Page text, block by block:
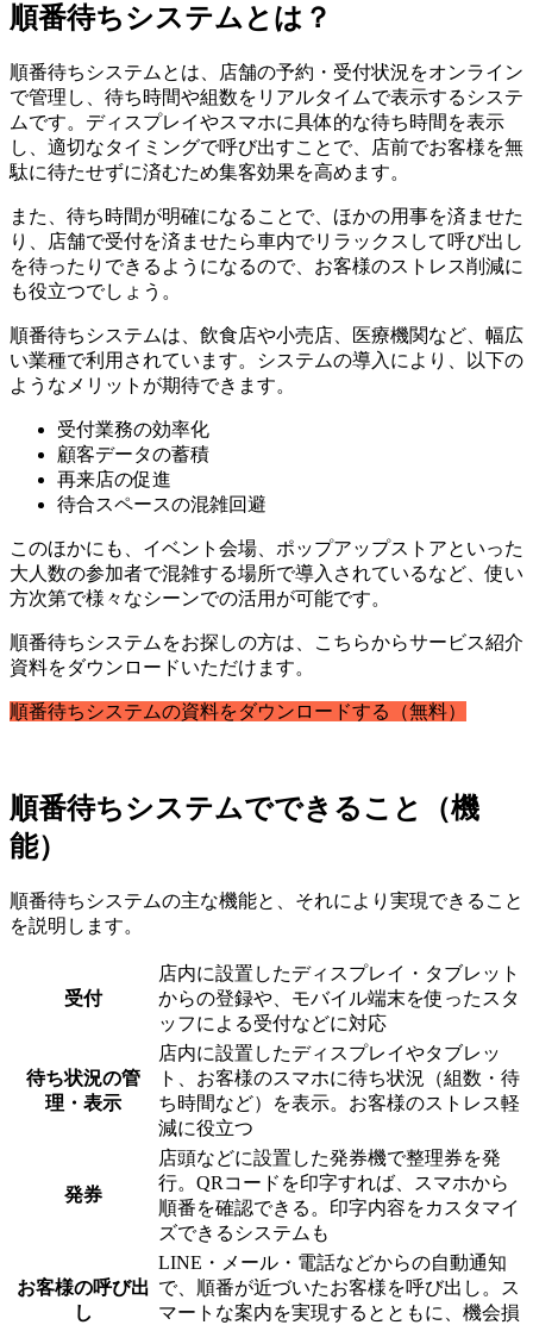
順番待ちシステムとは？
順番待ちシステムとは、店舗の予約・受付状況をオンライン
で管理し、待ち時間や組数をリアルタイムで表示するシステ
ムです。ディスプレイやスマホに具体的な待ち時間を表示
し、適切なタイミングで呼び出すことで、店前でお客様を無
駄に待たせずに済むため集客効果を高めます。
また、待ち時間が明確になることで、ほかの用事を済ませた
り、店舗で受付を済ませたら車内でリラックスして呼び出し
を待ったりできるようになるので、お客様のストレス削減に
も役立つでしょう。
順番待ちシステムは、飲食店や小売店、医療機関など、幅広
い業種で利用されています。システムの導入により、以下の
ようなメリットが期待できます。
受付業務の効率化
顧客データの蓄積
再来店の促進
待合スペースの混雑回避
このほかにも、イベント会場、ポップアップストアといった
大人数の参加者で混雑する場所で導入されているなど、使い
方次第で様々なシーンでの活用が可能です。
順番待ちシステムをお探しの方は、こちらからサービス紹介
資料をダウンロードいただけます。
順番待ちシステムの資料をダウンロードする（無料）
順番待ちシステムでできること（機
能）
順番待ちシステムの主な機能と、それにより実現できること
を説明します。
受付
店内に設置したディスプレイ・タブレット
からの登録や、モバイル端末を使ったスタ
ッフによる受付などに対応
待ち状況の管
理・表示
店内に設置したディスプレイやタブレッ
ト、お客様のスマホに待ち状況（組数・待
ち時間など）を表示。お客様のストレス軽
減に役立つ
発券
店頭などに設置した発券機で整理券を発
行。QRコードを印字すれば、スマホから
順番を確認できる。印字内容をカスタマイ
ズできるシステムも
お客様の呼び出
し
LINE・メール・電話などからの自動通知
で、順番が近づいたお客様を呼び出し。ス
マートな案内を実現するとともに、機会損